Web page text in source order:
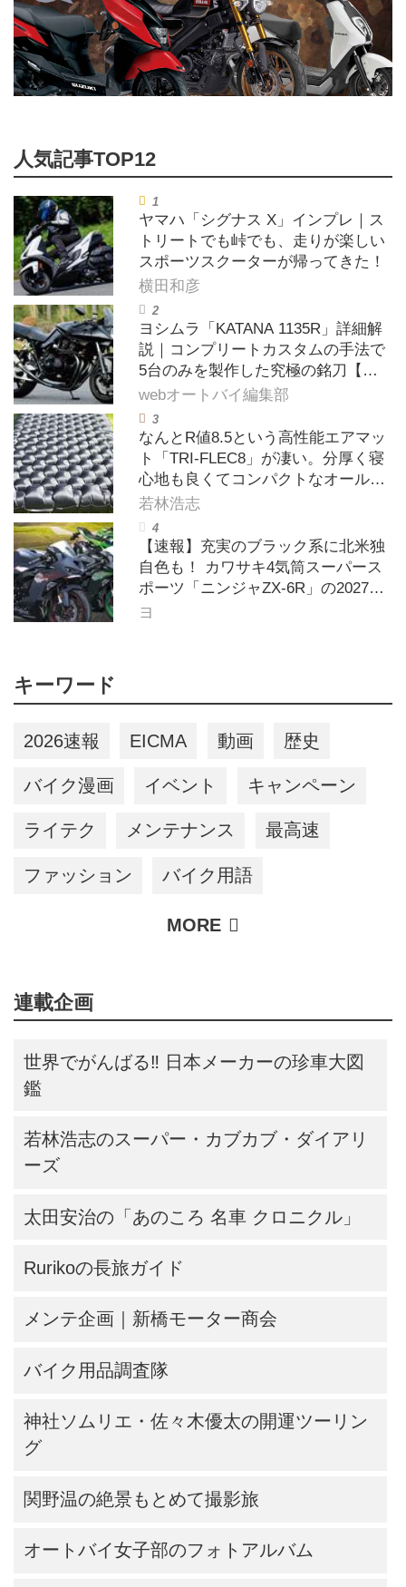
ヤマハ「シグナス X」インプレ｜ス
トリートでも峠でも、走りが楽しい
スポーツスクーターが帰ってきた！
横田和彦
ヨシムラ「KATANA 1135R」詳細解
説｜コンプリートカスタムの手法で
5台のみを製作した究極の銘刀【ヨ
シムラ伝】
webオートバイ編集部
なんとR値8.5という高性能エアマッ
ト「TRI-FLEC8」が凄い。分厚く寝
心地も良くてコンパクトなオールシ
ーズン対応マットを試してみた〈若
林浩志のスーパー・カブカブ・ダイ
アリーズ Vol.385〉
若林浩志
【速報】充実のブラック系に北米独
自色も！ カワサキ4気筒スーパース
ポーツ「ニンジャZX-6R」の2027年
モデルを発表、2気筒ニンジャも出
ヨ
キーワード
2026速報 EICMA 動画 歴史
バイク漫画 イベント キャンペーン
ライテク メンテナンス 最高速
ファッション バイク用語
連載企画
世界でがんばる‼ 日本メーカーの珍車大図
鑑
若林浩志のスーパー・カブカブ・ダイアリ
ーズ
太田安治の「あのころ 名車 クロニクル」
Rurikoの長旅ガイド
メンテ企画｜新橋モーター商会
バイク用品調査隊
神社ソムリエ・佐々木優太の開運ツーリン
グ
関野温の絶景もとめて撮影旅
オートバイ女子部のフォトアルバム